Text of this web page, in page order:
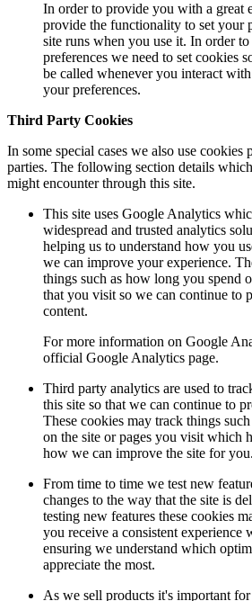
In order to provide you with a great
provide the functionality to set your
site runs when you use it. In order
preferences we need to set cookies
be called whenever you interact
your preferences.
Third Party Cookies
In some special cases we also use
parties. The following section details
might encounter through this site.
This site uses Google Analytics
widespread and trusted analytics
helping us to understand how you
we can improve your experience.
things such as how long you spend
that you visit so we can continue to
content.
For more information on Google
official Google Analytics page.
Third party analytics are used to
this site so that we can continue to
These cookies may track things
on the site or pages you visit which
how we can improve the site for you.
From time to time we test new
changes to the way that the site is
testing new features these cookies
you receive a consistent experience
ensuring we understand which
appreciate the most.
As we sell products it's important for